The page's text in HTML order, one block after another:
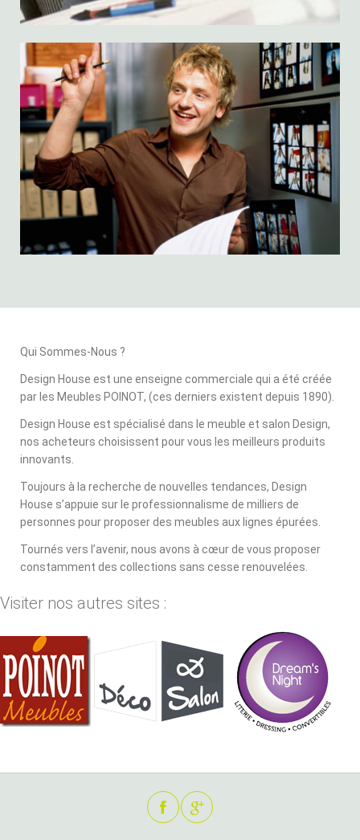
Qui Sommes-Nous ?
Design House est une enseigne commerciale qui a été créée
par les Meubles POINOT, (ces derniers existent depuis 1890).
Design House est spécialisé dans le meuble et salon Design,
nos acheteurs choisissent pour vous les meilleurs produits
innovants.
Toujours à la recherche de nouvelles tendances, Design
House s’appuie sur le professionnalisme de milliers de
personnes pour proposer des meubles aux lignes épurées.
Tournés vers l’avenir, nous avons à cœur de vous proposer
constamment des collections sans cesse renouvelées.
Visiter nos autres sites :